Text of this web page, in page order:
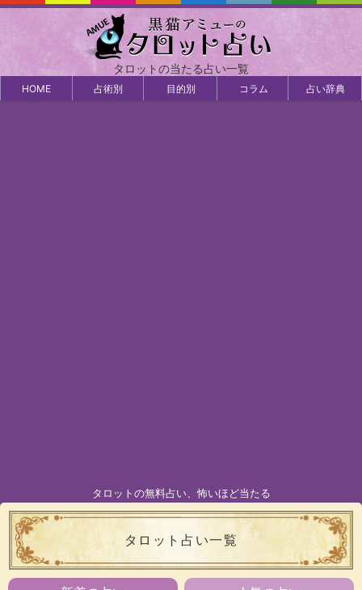
タロットの当たる占い一覧
HOME 占術別 目的別 コラム 占い辞典
タロットの無料占い、怖いほど当たる
タロット占い一覧